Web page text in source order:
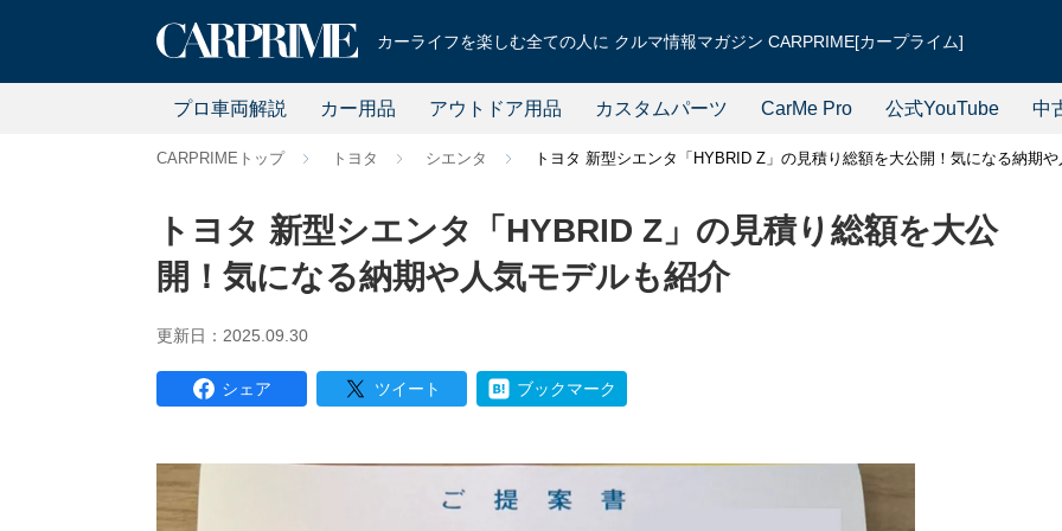
カーライフを楽しむ全ての人に クルマ情報マガジン CARPRIME[カープライム]
プロ車両解説 カー用品 アウトドア用品 カスタムパーツ CarMe Pro 公式YouTube 中
CARPRIMEトップ トヨタ シエンタ トヨタ 新型シエンタ「HYBRID Z」の見積り総額を大公開！気になる納期
トヨタ 新型シエンタ「HYBRID Z」の見積り総額を大公
開！気になる納期や人気モデルも紹介
更新日：2025.09.30
シェア ツイート ブックマーク